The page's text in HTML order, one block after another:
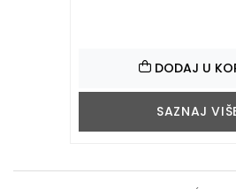
DODAJ U
SAZNAJ